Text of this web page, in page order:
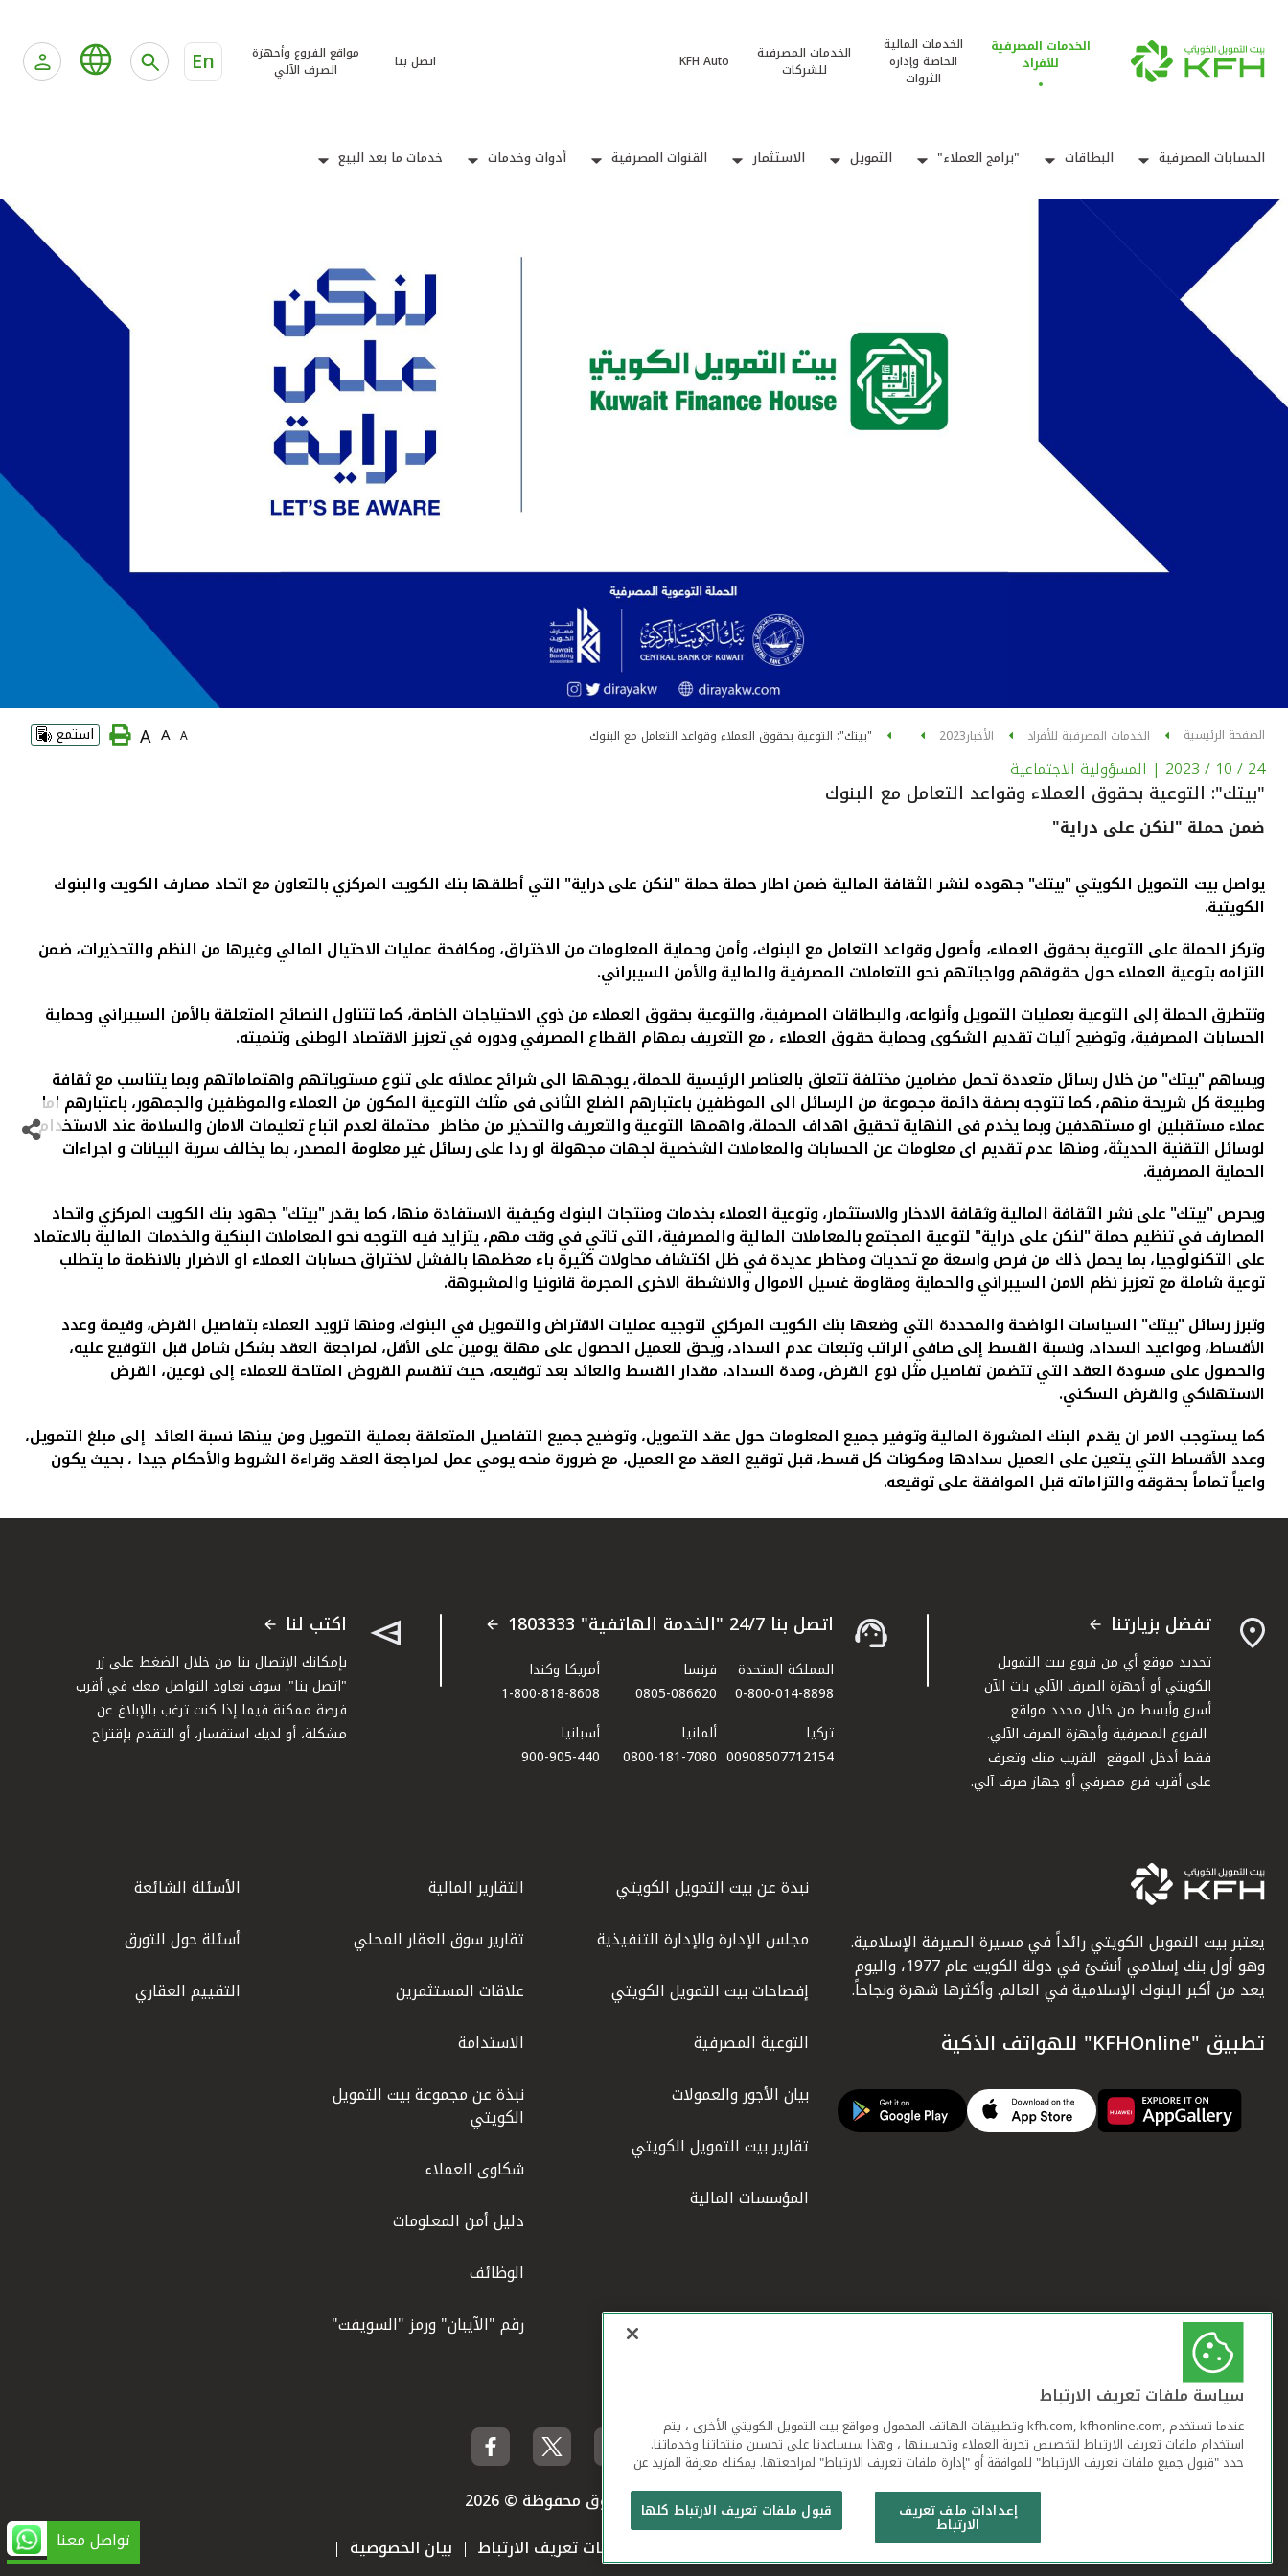
الخدمات المصرفية
للأفراد
الخدمات المالية
الخاصة وإدارة
الثروات
الخدمات المصرفية
للشركات
KFH Auto اتصل بنا
مواقع الفروع وأجهزة
الصرف الآلي
En
الحسابات المصرفية البطاقات "برامج العملاء" التمويل الاستثمار القنوات المصرفية أدوات وخدمات خدمات ما بعد البيع
تواصل معنا
الصفحة الرئيسية الخدمات المصرفية للأفراد الأخبار2023 "بيتك": التوعية بحقوق العملاء وقواعد التعامل مع البنوك A
A
A استمع
24 / 10 / 2023 | المسؤولية الاجتماعية
"بيتك": التوعية بحقوق العملاء وقواعد التعامل مع البنوك
ضمن حملة "لنكن على دراية"
يواصل بيت التمويل الكويتي "بيتك" جهوده لنشر الثقافة المالية ضمن اطار حملة حملة "لنكن على دراية" التي أطلقها بنك الكويت المركزي بالتعاون مع اتحاد مصارف الكويت والبنوك
الكويتية.
وتركز الحملة على التوعية بحقوق العملاء، وأصول وقواعد التعامل مع البنوك، وأمن وحماية المعلومات من الاختراق، ومكافحة عمليات الاحتيال المالي وغيرها من النظم والتحذيرات، ضمن
التزامه بتوعية العملاء حول حقوقهم وواجباتهم نحو التعاملات المصرفية والمالية والأمن السيبراني.
وتتطرق الحملة إلى التوعية بعمليات التمويل وأنواعه، والبطاقات المصرفية، والتوعية بحقوق العملاء من ذوي الاحتياجات الخاصة، كما تتناول النصائح المتعلقة بالأمن السيبراني وحماية
الحسابات المصرفية، وتوضيح آليات تقديم الشكوى وحماية حقوق العملاء ، مع التعريف بمهام القطاع المصرفي ودوره في تعزيز الاقتصاد الوطنى وتنميته.
ويساهم "بيتك" من خلال رسائل متعددة تحمل مضامين مختلفة تتعلق بالعناصر الرئيسية للحملة، يوجهها الى شرائح عملائه على تنوع مستوياتهم واهتماماتهم وبما يتناسب مع ثقافة
وطبيعة كل شريحة منهم، كما تتوجه بصفة دائمة مجموعة من الرسائل الى الموظفين باعتبارهم الضلع الثانى فى مثلث التوعية المكون من العملاء والموظفين والجمهور، باعتبارهم اما
عملاء مستقبلين او مستهدفين وبما يخدم فى النهاية تحقيق اهداف الحملة، واهمها التوعية والتعريف والتحذير من مخاطر محتملة لعدم اتباع تعليمات الامان والسلامة عند الاستخدام
لوسائل التقنية الحديثة، ومنها عدم تقديم اى معلومات عن الحسابات والمعاملات الشخصية لجهات مجهولة او ردا على رسائل غير معلومة المصدر، بما يخالف سرية البيانات و اجراءات
الحماية المصرفية.
ويحرص "بيتك" على نشر الثقافة المالية وثقافة الادخار والاستثمار، وتوعية العملاء بخدمات ومنتجات البنوك وكيفية الاستفادة منها، كما يقدر "بيتك" جهود بنك الكويت المركزي واتحاد
المصارف في تنظيم حملة "لنكن على دراية" لتوعية المجتمع بالمعاملات المالية والمصرفية، التى تاتي في وقت مهم، يتزايد فيه التوجه نحو المعاملات البنكية والخدمات المالية بالاعتماد
على التكنولوجيا، بما يحمل ذلك من فرص واسعة مع تحديات ومخاطر عديدة في ظل اكتشاف محاولات كثيرة باء معظمها بالفشل لاختراق حسابات العملاء او الاضرار بالانظمة ما يتطلب
توعية شاملة مع تعزيز نظم الامن السيبراني والحماية ومقاومة غسيل الاموال والانشطة الاخرى المجرمة قانونيا والمشبوهة.
وتبرز رسائل "بيتك" السياسات الواضحة والمحددة التي وضعها بنك الكويت المركزي لتوجيه عمليات الاقتراض والتمويل في البنوك، ومنها تزويد العملاء بتفاصيل القرض، وقيمة وعدد
الأقساط، ومواعيد السداد، ونسبة القسط إلى صافي الراتب وتبعات عدم السداد، ويحق للعميل الحصول على مهلة يومين على الأقل، لمراجعة العقد بشكل شامل قبل التوقيع عليه،
والحصول على مسودة العقد التي تتضمن تفاصيل مثل نوع القرض، ومدة السداد، مقدار القسط والعائد بعد توقيعه، حيث تنقسم القروض المتاحة للعملاء إلى نوعين، القرض
الاستهلاكي والقرض السكني.
كما يستوجب الامر ان يقدم البنك المشورة المالية وتوفير جميع المعلومات حول عقد التمويل، وتوضيح جميع التفاصيل المتعلقة بعملية التمويل ومن بينها نسبة العائد إلى مبلغ التمويل،
وعدد الأقساط التي يتعين على العميل سدادها ومكونات كل قسط، قبل توقيع العقد مع العميل، مع ضرورة منحه يومي عمل لمراجعة العقد وقراءة الشروط والأحكام جيدا ، بحيث يكون
واعياً تماماً بحقوقه والتزاماته قبل الموافقة على توقيعه.
تفضل بزيارتنا
تحديد موقع أي من فروع بيت التمويل
الكويتي أو أجهزة الصرف الآلي بات الآن
أسرع وأبسط من خلال محدد مواقع
الفروع المصرفية وأجهزة الصرف الآلي.
فقط أدخل الموقع القريب منك وتعرف
على أقرب فرع مصرفي أو جهاز صرف آلي.
اتصل بنا 24/7 "الخدمة الهاتفية" 1803333
المملكة المتحدة
0-800-014-8898
فرنسا
0805-086620
أمريكا وكندا
1-800-818-8608
تركيا
00908507712154​
ألمانيا
0800-181-7080
أسبانيا
900-905-440
اكتب لنا
بإمكانك الإتصال بنا من خلال الضغط على زر
"اتصل بنا". سوف نعاود التواصل معك في أقرب
فرصة ممكنة فيما إذا كنت ترغب بالإبلاغ عن
مشكلة، أو لديك استفسار، أو التقدم بإقتراح
يعتبر بيت التمويل الكويتي رائداً في مسيرة الصيرفة الإسلامية.
وهو أول بنك إسلامي أنشئ في دولة الكويت عام 1977، واليوم
يعد من أكبر البنوك الإسلامية في العالم. وأكثرها شهرة ونجاحاً.
تطبيق "KFHOnline" للهواتف الذكية
نبذة عن بيت التمويل الكويتي
مجلس الإدارة والإدارة التنفيذية
إفصاحات بيت التمويل الكويتي
التوعية المصرفية
بيان الأجور والعمولات
تقارير بيت التمويل الكويتي
المؤسسات المالية
التقارير المالية
تقارير سوق العقار المحلي
علاقات المستثمرين
الاستدامة
نبذة عن مجموعة بيت التمويل
الكويتي
شكاوى العملاء
دليل أمن المعلومات
الوظائف
رقم "الآيبان" ورمز "السويفت"
الأسئلة الشائعة
أسئلة حول التورق
التقييم العقاري
بيت التمويل الكويتي جميع الحقوق محفوظة © 2026
شروط وأحكام استخدام الموقع الإلكتروني
ملفات تعريف الارتباط بيان الخصوصية
سياسة ملفات تعريف الارتباط
عندما تستخدم ,kfh.com, kfhonline.com وتطبيقات الهاتف المحمول ومواقع بيت التمويل الكويتي الأخرى ، يتم
استخدام ملفات تعريف الارتباط لتخصيص تجربة العملاء وتحسينها ، وهذا سيساعدنا على تحسين منتجاتنا وخدماتنا.
حدد "قبول جميع ملفات تعريف الارتباط" للموافقة أو "إدارة ملفات تعريف الارتباط" لمراجعتها. يمكنك معرفة المزيد عن
قبول ملفات تعريف الارتباط كلها
إعدادات ملف تعريف
الارتباط